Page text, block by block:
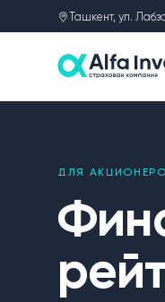
Ташкент, ул.
ДЛЯ